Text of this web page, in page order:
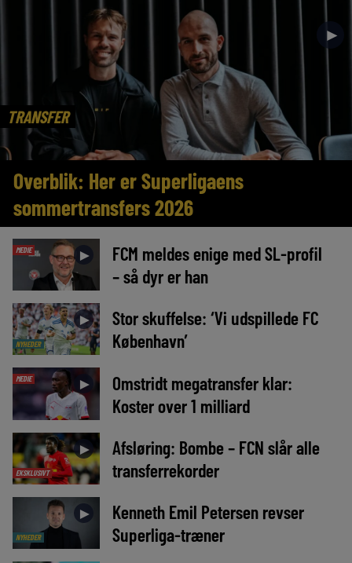
TRANSFER
►
Overblik: Her er Superligaens
sommertransfers 2026
MEDIE ►
FCM meldes enige med SL-profil
– så dyr er han
NYHEDER
►
Stor skuffelse: ‘Vi udspillede FC
København’
MEDIE ►
Omstridt megatransfer klar:
Koster over 1 milliard
EKSKLUSIVT
►
Afsløring: Bombe – FCN slår alle
transferrekorder
NYHEDER
►
Kenneth Emil Petersen revser
Superliga-træner